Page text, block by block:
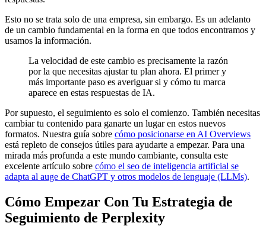
Esto no se trata solo de una empresa, sin embargo. Es un adelanto
de un cambio fundamental en la forma en que todos encontramos y
usamos la información.
La velocidad de este cambio es precisamente la razón
por la que necesitas ajustar tu plan ahora. El primer y
más importante paso es averiguar si y cómo tu marca
aparece en estas respuestas de IA.
Por supuesto, el seguimiento es solo el comienzo. También necesitas
cambiar tu contenido para ganarte un lugar en estos nuevos
formatos. Nuestra guía sobre cómo posicionarse en AI Overviews
está repleto de consejos útiles para ayudarte a empezar. Para una
mirada más profunda a este mundo cambiante, consulta este
excelente artículo sobre cómo el seo de inteligencia artificial se
adapta al auge de ChatGPT y otros modelos de lenguaje (LLMs).
Cómo Empezar Con Tu Estrategia de
Seguimiento de Perplexity